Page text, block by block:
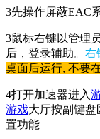
3先操作屏蔽EAC
3鼠标右键以管理
后，登录辅助。 右
桌面后运行, 不要
4打开加速器进入
游戏大厅按副键盘
置功能